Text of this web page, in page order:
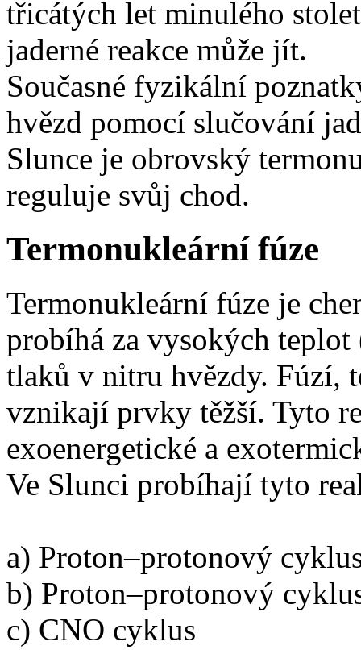
třicátých let minulého
jaderné reakce může jít.
Současné fyzikální
hvězd pomocí slučování
Slunce je obrovský
reguluje svůj chod.
Termonukleární fúze
Termonukleární fúze je
probíhá za vysokých
tlaků v nitru hvězdy. Fúzí,
vznikají prvky těžší. Tyto
exoenergetické a
Ve Slunci probíhají tyto
a) Proton–protonový
b) Proton–protonový
c) CNO cyklus